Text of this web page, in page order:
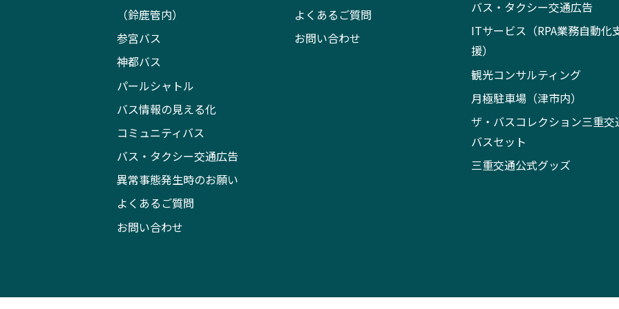
（鈴鹿管内）
参宮バス
神都バス
パールシャトル
バス情報の見える化
コミュニティバス
バス・タクシー交通広告
異常事態発生時のお願い
よくあるご質問
お問い合わせ
よくあるご質問
お問い合わせ
バス・タクシー交通広告
ITサービス（RPA業務自動化
援）
観光コンサルティング
月極駐車場（津市内）
ザ・バスコレクション三重交
バスセット
三重交通公式グッズ